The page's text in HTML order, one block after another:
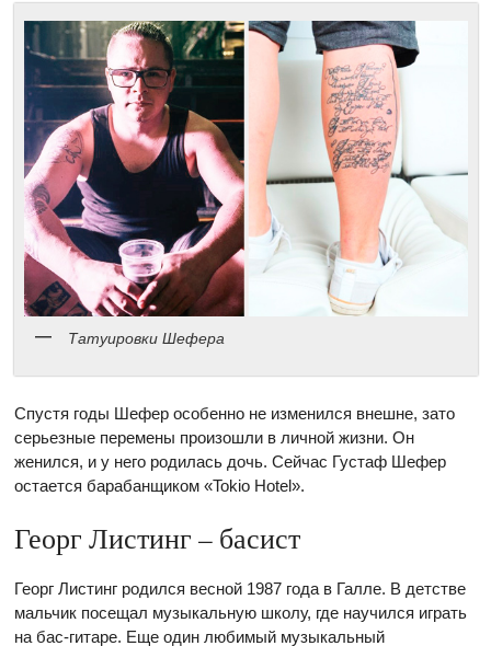
Татуировки Шефера
Спустя годы Шефер особенно не изменился внешне, зато
серьезные перемены произошли в личной жизни. Он
женился, и у него родилась дочь. Сейчас Густаф Шефер
остается барабанщиком «Tokio Hotel».
Георг Листинг – басист
Георг Листинг родился весной 1987 года в Галле. В детстве
мальчик посещал музыкальную школу, где научился играть
на бас-гитаре. Еще один любимый музыкальный